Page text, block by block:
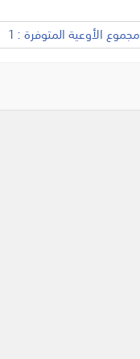
مجموع الأوعية المتوفرة : 1